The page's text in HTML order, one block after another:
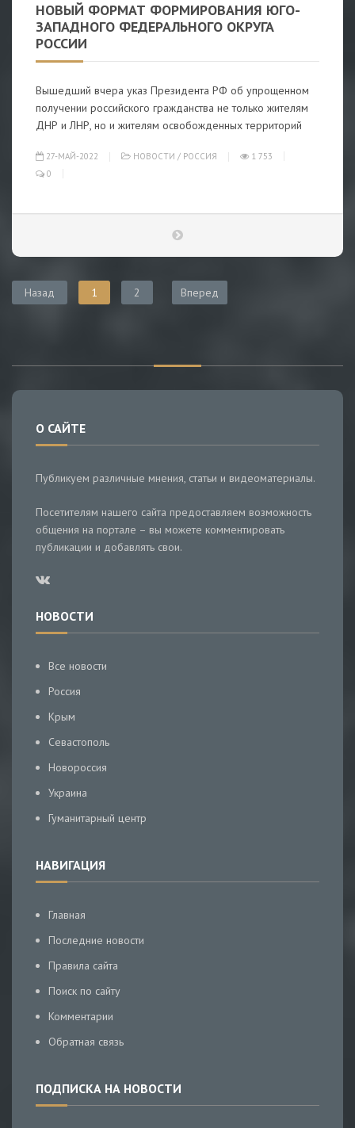
НОВЫЙ ФОРМАТ ФОРМИРОВАНИЯ ЮГО-​
ЗАПАДНОГО ФЕДЕРАЛЬНОГО ОКРУГА
РОССИИ
Вышедший вчера указ Президента РФ об упрощенном
получении российского гражданства не только жителям
ДНР и ЛНР, но и жителям освобожденных территорий
27-МАЙ-2022 НОВОСТИ / РОССИЯ
1 753
0
Назад 1 2 Вперед
О САЙТЕ
Публикуем различные мнения, статьи и видеоматериалы.
Посетителям нашего сайта предоставляем возможность
общения на портале – вы можете комментировать
публикации и добавлять свои.
НОВОСТИ
Все новости
Россия
Крым
Севастополь
Новороссия
Украина
Гуманитарный центр
НАВИГАЦИЯ
Главная
Последние новости
Правила сайта
Поиск по сайту
Комментарии
Обратная связь
ПОДПИСКА НА НОВОСТИ